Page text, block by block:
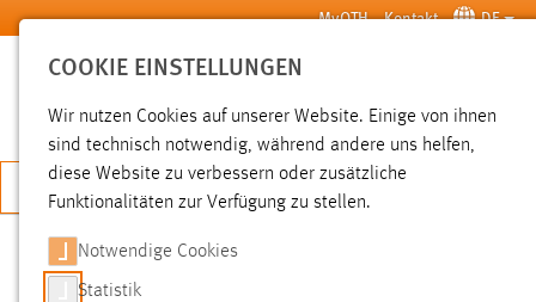
Zum Hauptinhalt springen MyOTH Kontakt DE
SUCHE
JETZT BEWERBEN
SUCHE
COOKIE EINSTELLUNGEN
Wir nutzen Cookies auf unserer Website. Einige von ihnen
sind technisch notwendig, während andere uns helfen,
diese Website zu verbessern oder zusätzliche
Funktionalitäten zur Verfügung zu stellen.
Notwendige Cookies
Statistik